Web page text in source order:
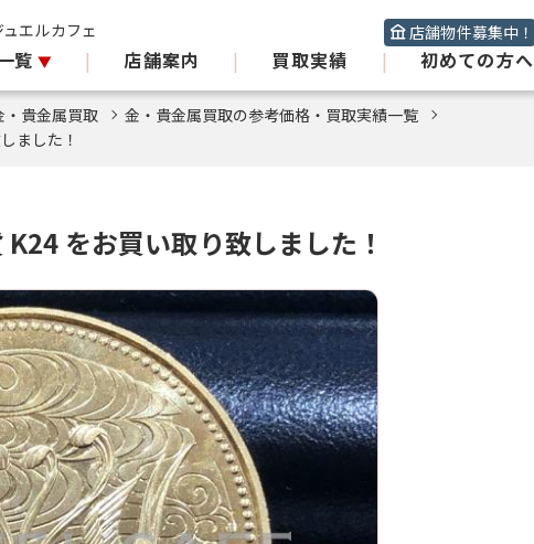
エルカフェ 店舗物件募集中！
覧 | 店舗案内 | 買取実績 | 初めての方へ
・貴金属買取
金・貴金属買取の参考価格・買取実績一覧
ました！
をお買い取り致しました！